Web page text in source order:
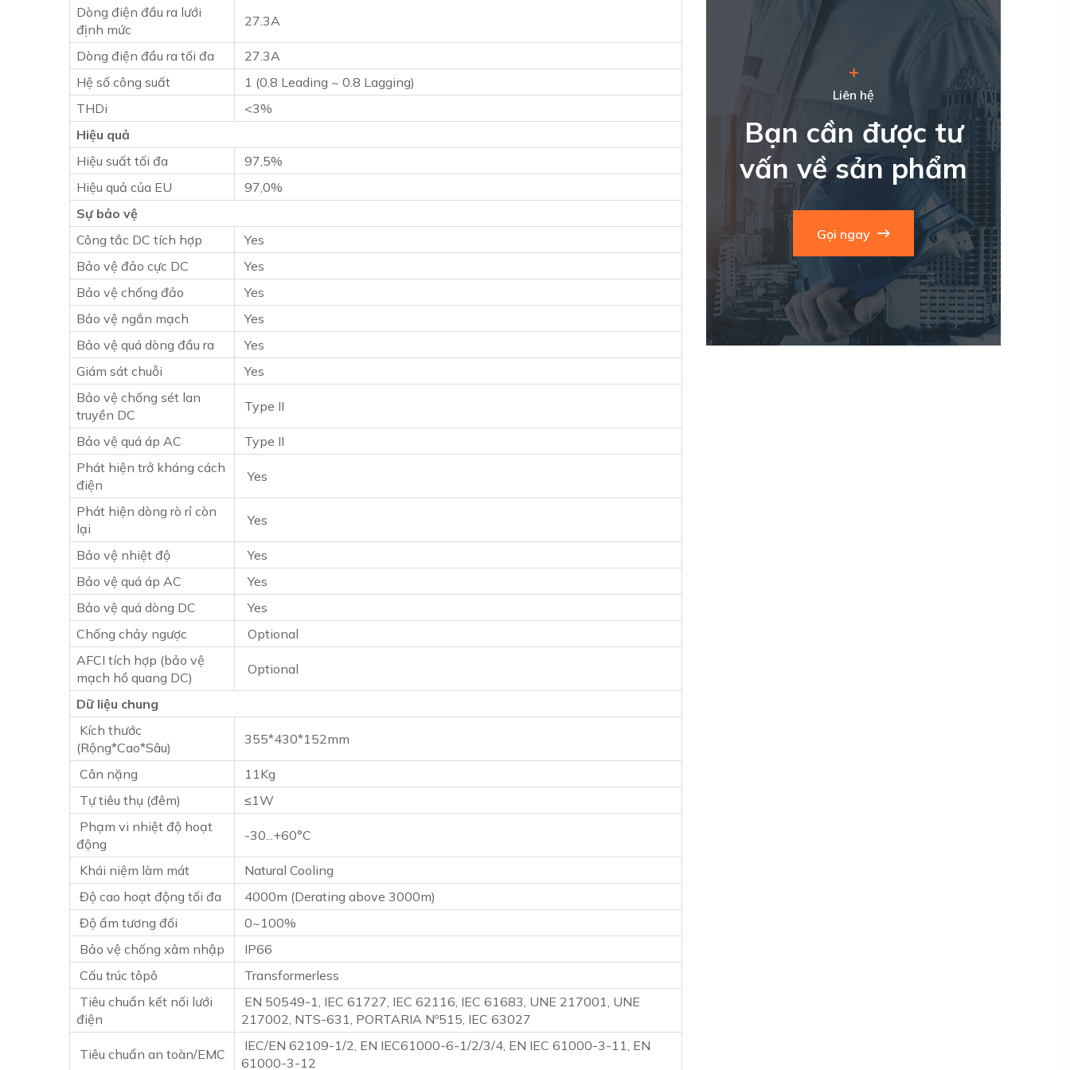
Dòng điện đầu ra lưới
định mức
27.3A
Dòng điện đầu ra tối đa
27.3A
Hệ số công suất
1 (0.8 Leading ~ 0.8 Lagging)
THDi
<3%
Hiệu quả
Hiệu suất tối đa
97,5%
Hiệu quả của EU
97,0%
Sự bảo vệ
Công tắc DC tích hợp
Yes
Bảo vệ đảo cực DC
Yes
Bảo vệ chống đảo
Yes
Bảo vệ ngắn mạch
Yes
Bảo vệ quá dòng đầu ra
Yes
Giám sát chuỗi
Yes
Bảo vệ chống sét lan
truyền DC
Type II
Bảo vệ quá áp AC
Type II
Phát hiện trở kháng cách
điện
Yes
Phát hiện dòng rò rỉ còn
lại
Yes
Bảo vệ nhiệt độ
Yes
Bảo vệ quá áp AC
Yes
Bảo vệ quá dòng DC
Yes
Chống chảy ngược
Optional
AFCI tích hợp (bảo vệ
mạch hồ quang DC)
Optional
Dữ liệu chung
Kích thước
(Rộng*Cao*Sâu)
355*430*152mm
Cân nặng
11Kg
Tự tiêu thụ (đêm)
≤1W
Phạm vi nhiệt độ hoạt
động
-30...+60°C
Khái niệm làm mát
Natural Cooling
Độ cao hoạt động tối đa
4000m (Derating above 3000m)
Độ ẩm tương đối
0~100%
Bảo vệ chống xâm nhập
IP66
Cấu trúc tôpô
Transformerless
Tiêu chuẩn kết nối lưới
điện
EN 50549-1, IEC 61727, IEC 62116, IEC 61683, UNE 217001, UNE
217002, NTS-631, PORTARIA Nº515, IEC 63027
Tiêu chuẩn an toàn/EMC
IEC/EN 62109-1/2, EN IEC61000-6-1/2/3/4, EN IEC 61000-3-11, EN
61000-3-12
Liên hệ
Bạn cần được tư
vấn về sản phẩm
Gọi ngay